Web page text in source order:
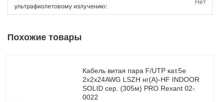
ультрафиолетовому излучению:
Нет
Похожие товары
Кабель витая пара F/UTP кат.5e
2х2х24AWG LSZH нг(А)-HF INDOOR
SOLID сер. (305м) PRO Rexant 02-
0022